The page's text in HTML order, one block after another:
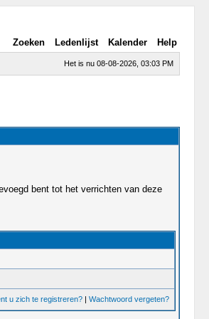
Zoeken Ledenlijst Kalender Help
Het is nu 08-08-2026, 03:03 PM
bent tot het verrichten van deze
u zich te registreren?| Wachtwoord vergeten?